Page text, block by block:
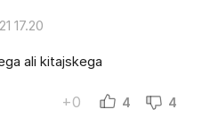
17.20
ali kitajskega
+0 4 4